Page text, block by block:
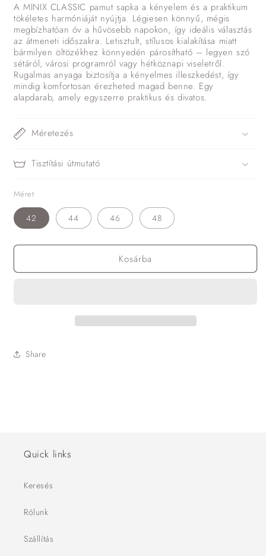
A MINIX CLASSIC pamut sapka a kényelem és a praktikum
tökéletes harmóniáját nyújtja. Légiesen könnyű, mégis
megbízhatóan óv a hűvösebb napokon, így ideális választás
az átmeneti időszakra. Letisztult, stílusos kialakítása miatt
bármilyen öltözékhez könnyedén párosítható – legyen szó
sétáról, városi programról vagy hétköznapi viseletről.
Rugalmas anyaga biztosítja a kényelmes illeszkedést, így
mindig komfortosan érezheted magad benne. Egy
alapdarab, amely egyszerre praktikus és divatos.
Méretezés
Tisztítási útmutató
Méret
42 44 46 48
Kosárba
Share
Quick links
Keresés
Rólunk
Szállítás